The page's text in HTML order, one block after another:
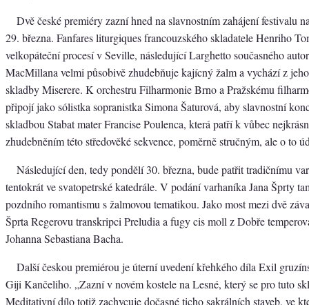
Dvě české premiéry zazní hned na slavnostním zahájení festivalu
29. března. Fanfares liturgiques francouzského skladatele Henriho
velkopáteční procesí v Seville, následující Larghetto současného
MacMillana velmi působivě zhudebňuje kajícný žalm a vychází z
skladby Miserere. K orchestru Filharmonie Brno a Pražskému
připojí jako sólistka sopranistka Simona Šaturová, aby slavnostní
skladbou Stabat mater Francise Poulenca, která patří k vůbec
zhudebněním této středověké sekvence, poměrně stručným, ale o to
Následující den, tedy pondělí 30. března, bude patřit tradičnímu
tentokrát ve svatopetrské katedrále. V podání varhaníka Jana Šprty
pozdního romantismu s žalmovou tematikou. Jako most mezi dvě
Šprta Regerovu transkripci Preludia a fugy cis moll z Dobře
Johanna Sebastiana Bacha.
Další českou premiérou je úterní uvedení křehkého díla Exil
Giji Kančeliho. „Zazní v novém kostele na Lesné, který se pro tuto
Meditativní dílo totiž zachycuje dočasné ticho sakrálních staveb, ve